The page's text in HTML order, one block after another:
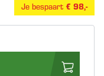
Je bespaart € 98,-